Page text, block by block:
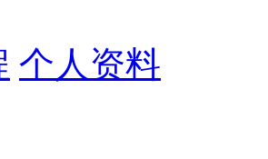
个人资料